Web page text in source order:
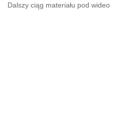
Dalszy ciąg materiału pod wideo